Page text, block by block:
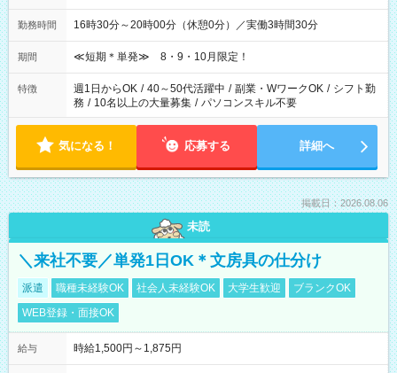
勤務時間 16時30分～20時00分（休憩0分）／実働3時間30分
期間 ≪短期＊単発≫ 8・9・10月限定！
特徴 週1日からOK / 40～50代活躍中 / 副業・WワークOK / シフト勤
務 / 10名以上の大量募集 / パソコンスキル不要
気になる！ 応募する 詳細へ
掲載日：2026.08.06
未読
＼来社不要／単発1日OK＊文房具の仕分け
派遣 職種未経験OK 社会人未経験OK 大学生歓迎
ブランクOK
WEB登録・面接OK
給与 時給1,500円～1,875円